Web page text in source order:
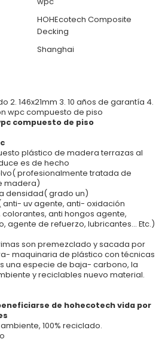
HOHEcotech Composite
Decking
Shanghai
2. 146x21mm 3. 10 años de garantía 4.
wpc compuesto de piso
compuesto de piso
plástico de madera terrazas al
es de hecho
profesionalmente tratada de
madera)
densidad( grado un)
anti- uv agente, anti- oxidación
anti hongos agente,
agente de refuerzo, lubricantes... Etc.)
son premezclado y sacada por
maquinaria de plástico con técnicas
una especie de baja- carbono, la
y reciclables nuevo material.
de hohecotech vida por
100% reciclado.